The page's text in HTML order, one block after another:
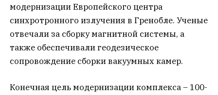
модернизации Европейского центра
синхротронного излучения в Гренобле. Ученые
отвечали за сборку магнитной системы, а
также обеспечивали геодезическое
сопровождение сборки вакуумных камер.
Конечная цель модернизации комплекса – 100-